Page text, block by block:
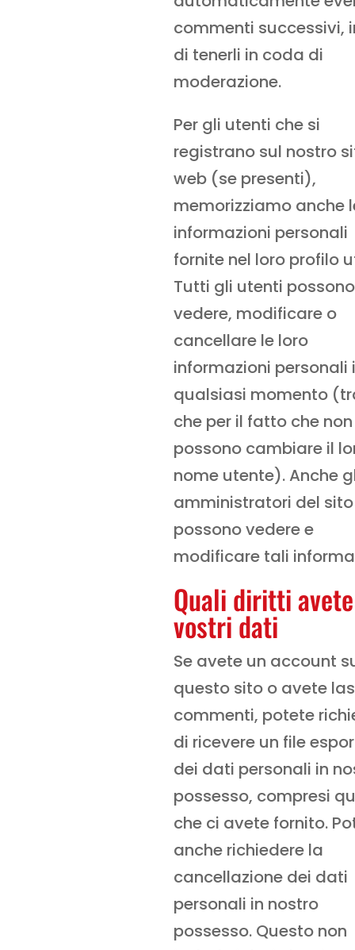
commenti successivi,
di tenerli in coda di
moderazione.
Per gli utenti che si
registrano sul nostro
web (se presenti),
memorizziamo anche
informazioni personali
fornite nel loro profilo
Tutti gli utenti possono
vedere, modificare o
cancellare le loro
informazioni personali
qualsiasi momento
che per il fatto che non
possono cambiare il
nome utente). Anche
amministratori del
possono vedere e
modificare tali
Quali diritti
vostri dati
Se avete un account
questo sito o avete
commenti, potete
di ricevere un file
dei dati personali in
possesso, compresi
che ci avete fornito.
anche richiedere la
cancellazione dei dati
personali in nostro
possesso. Questo non